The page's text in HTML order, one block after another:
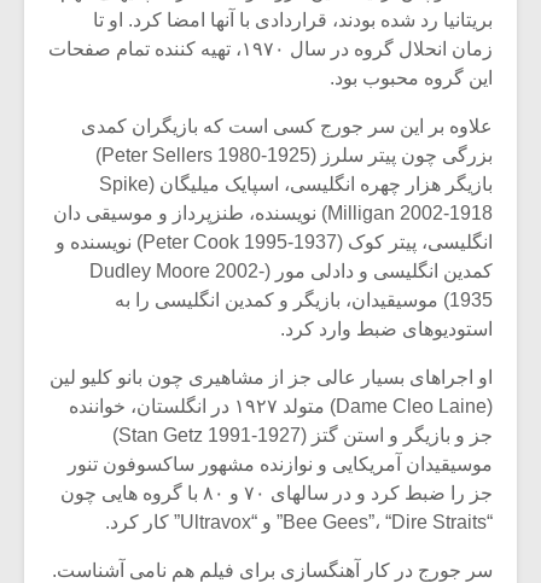
بریتانیا رد شده بودند، قراردادی با آنها امضا کرد. او تا
زمان انحلال گروه در سال ۱۹۷۰، تهیه کننده تمام صفحات
این گروه محبوب بود.
علاوه بر این سر جورج کسی است که بازیگران کمدی
بزرگی چون پیتر سلرز (Peter Sellers 1980-1925)
بازیگر هزار چهره انگلیسی، اسپایک میلیگان (Spike
Milligan 2002-1918) نویسنده، طنزپرداز و موسیقی دان
انگلیسی، پیتر کوک (Peter Cook 1995-1937) نویسنده و
کمدین انگلیسی و دادلی مور (Dudley Moore 2002-
1935) موسیقیدان، بازیگر و کمدین انگلیسی را به
استودیوهای ضبط وارد کرد.
او اجراهای بسیار عالی جز از مشاهیری چون بانو کلیو لین
(Dame Cleo Laine) متولد ۱۹۲۷ در انگلستان، خواننده
جز و بازیگر و استن گتز (Stan Getz 1991-1927)
موسیقیدان آمریکایی و نوازنده مشهور ساکسوفون تنور
جز را ضبط کرد و در سالهای ۷۰ و ۸۰ با گروه هایی چون
“Bee Gees”، “Dire Straits” و “Ultravox” کار کرد.
سر جورج در کار آهنگسازی برای فیلم هم نامی آشناست.
میکلوش روژا موریس ژار